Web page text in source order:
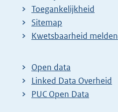
Toegankelijkheid
Sitemap
E
t
e
r
Kwetsbaarheid melden
Open data
Linked Data Overheid
PUC Open Data